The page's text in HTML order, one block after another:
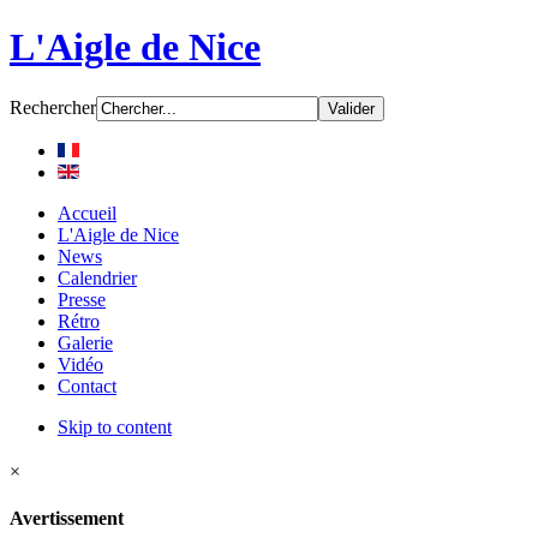
L'Aigle de Nice
Rechercher
Accueil
L'Aigle de Nice
News
Calendrier
Presse
Rétro
Galerie
Vidéo
Contact
Skip to content
×
Avertissement